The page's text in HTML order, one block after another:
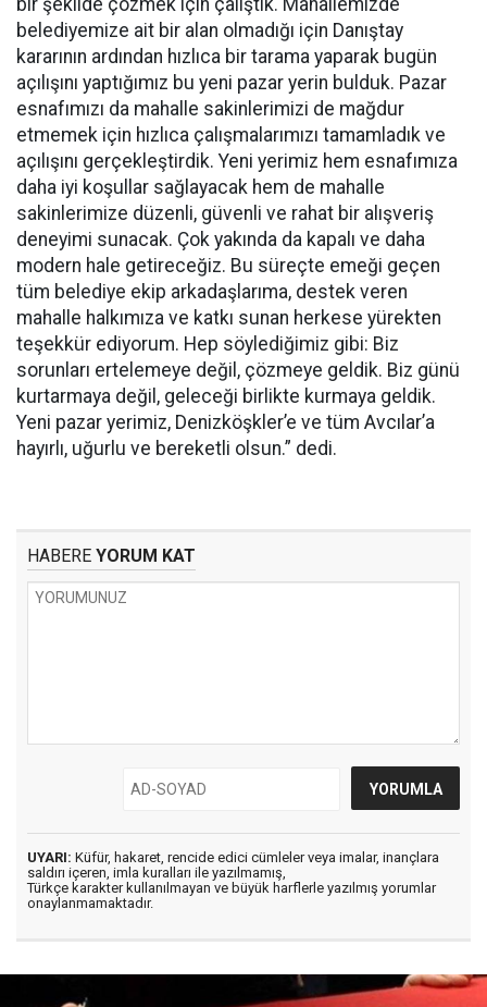
bir şekilde çözmek için çalıştık. Mahallemizde
belediyemize ait bir alan olmadığı için Danıştay
kararının ardından hızlıca bir tarama yaparak bugün
açılışını yaptığımız bu yeni pazar yerin bulduk. Pazar
esnafımızı da mahalle sakinlerimizi de mağdur
etmemek için hızlıca çalışmalarımızı tamamladık ve
açılışını gerçekleştirdik. Yeni yerimiz hem esnafımıza
daha iyi koşullar sağlayacak hem de mahalle
sakinlerimize düzenli, güvenli ve rahat bir alışveriş
deneyimi sunacak. Çok yakında da kapalı ve daha
modern hale getireceğiz. Bu süreçte emeği geçen
tüm belediye ekip arkadaşlarıma, destek veren
mahalle halkımıza ve katkı sunan herkese yürekten
teşekkür ediyorum. Hep söylediğimiz gibi: Biz
sorunları ertelemeye değil, çözmeye geldik. Biz günü
kurtarmaya değil, geleceği birlikte kurmaya geldik.
Yeni pazar yerimiz, Denizköşkler’e ve tüm Avcılar’a
hayırlı, uğurlu ve bereketli olsun.” dedi.
HABERE YORUM KAT
UYARI: Küfür, hakaret, rencide edici cümleler veya imalar, inançlara
saldırı içeren, imla kuralları ile yazılmamış,
Türkçe karakter kullanılmayan ve büyük harflerle yazılmış yorumlar
onaylanmamaktadır.